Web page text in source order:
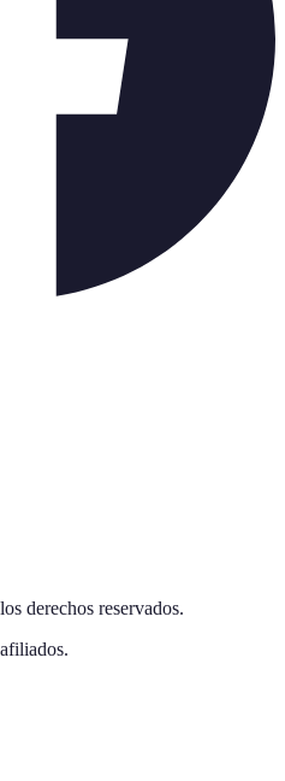
derechos reservados.